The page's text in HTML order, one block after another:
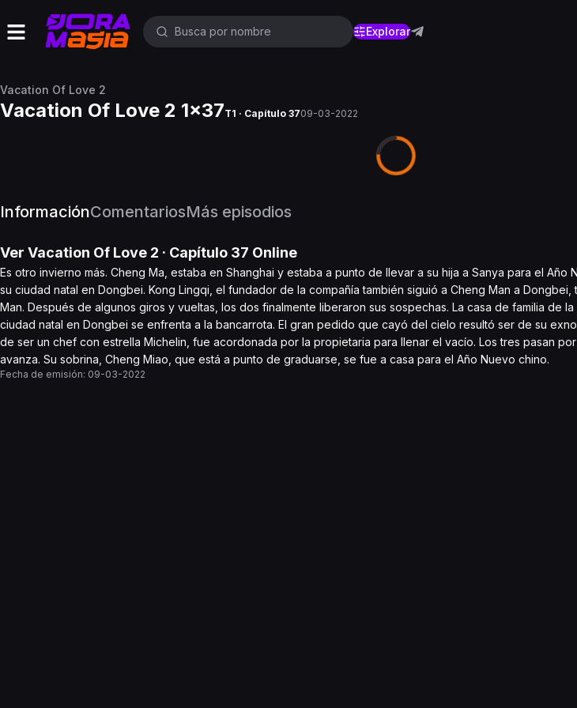
Explorar
Vacation Of Love 2
Vacation Of Love 2 1x37T1 · Capítulo 3709-03-2022
InformaciónComentariosMás episodios
Ver Vacation Of Love 2 · Capítulo 37 Online
Es otro invierno más. Cheng Ma, estaba en Shanghai y estaba a punto de llevar a su hija a Sanya para el
su ciudad natal en Dongbei. Kong Lingqi, el fundador de la compañía también siguió a Cheng Man a
Man. Después de algunos giros y vueltas, los dos finalmente liberaron sus sospechas. La casa de familia de
ciudad natal en Dongbei se enfrenta a la bancarrota. El gran pedido que cayó del cielo resultó ser de su
de ser un chef con estrella Michelin, fue acordonada por la propietaria para llenar el vacío. Los tres pasan
avanza. Su sobrina, Cheng Miao, que está a punto de graduarse, se fue a casa para el Año Nuevo chino.
Fecha de emisión: 09-03-2022